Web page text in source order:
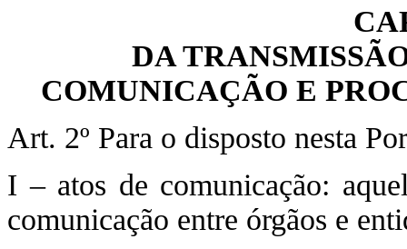
DA
COMUNICAÇÃO E
Art. 2º Para o disposto nesta
I – atos de comunicação:
comunicação entre órgãos e